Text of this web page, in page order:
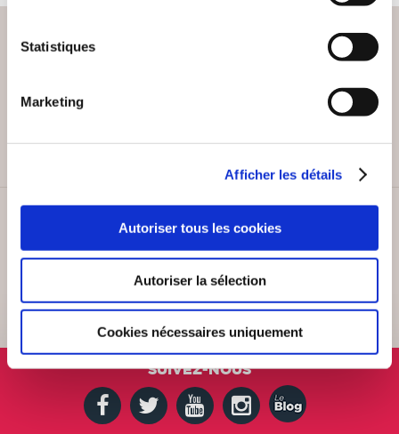
Statistiques
Marketing
Afficher les détails
Autoriser tous les cookies
Autoriser la sélection
Cookies nécessaires uniquement
SERVICE CLIENT
Lundi au vendredi, 10-12h / 14-16h
SUIVEZ-NOUS